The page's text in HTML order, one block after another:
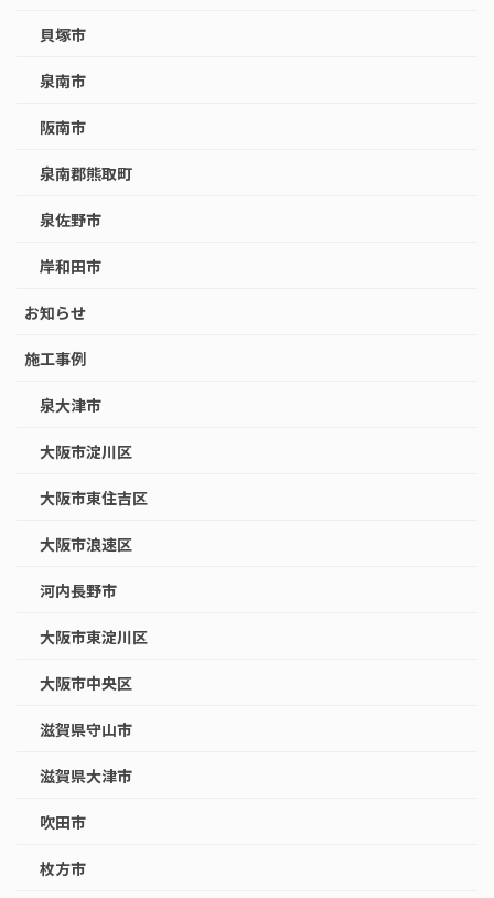
貝塚市
泉南市
阪南市
泉南郡熊取町
泉佐野市
岸和田市
お知らせ
施工事例
泉大津市
大阪市淀川区
大阪市東住吉区
大阪市浪速区
河内長野市
大阪市東淀川区
大阪市中央区
滋賀県守山市
滋賀県大津市
吹田市
枚方市